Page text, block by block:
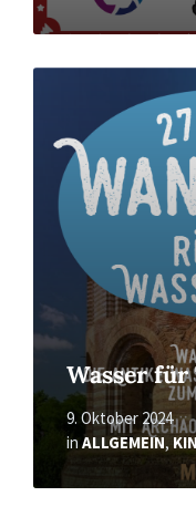
Wasser
9. Oktober 2024
in ALLGEMEIN,
Read